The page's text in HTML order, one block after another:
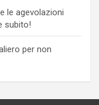
le agevolazioni
subito!
per non